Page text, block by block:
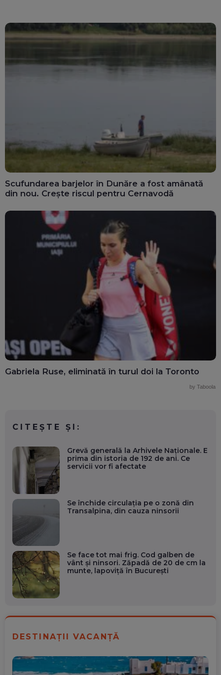
Scufundarea barjelor în Dunăre a fost amânată
din nou. Crește riscul pentru Cernavodă
Gabriela Ruse, eliminată în turul doi la Toronto
by Taboola
CITEȘTE ȘI:
Grevă generală la Arhivele Naționale. E
prima din istoria de 192 de ani. Ce
servicii vor fi afectate
Se închide circulația pe o zonă din
Transalpina, din cauza ninsorii
Se face tot mai frig. Cod galben de
vânt și ninsori. Zăpadă de 20 de cm la
munte, lapoviță în București
DESTINAȚII VACANȚĂ